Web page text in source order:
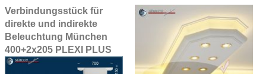
Grouped
product
items
Verbindungsstück für
direkte und indirekte
Beleuchtung München
400+2x205 PLEXI PLUS